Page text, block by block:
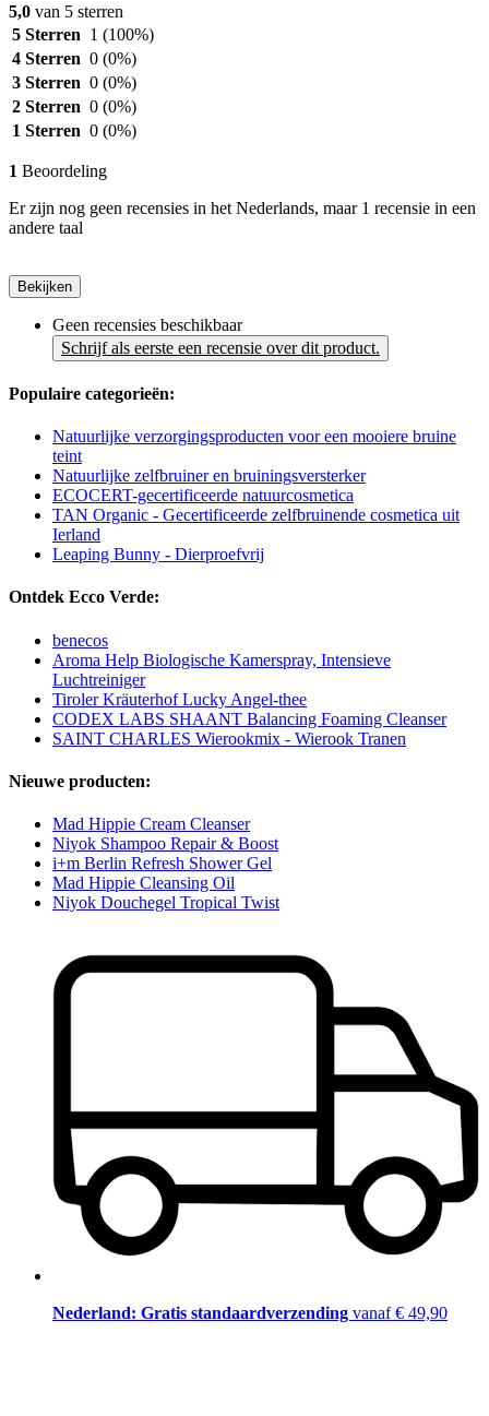
5,0 van 5 sterren
5 Sterren 1 (100%)
4 Sterren 0 (0%)
3 Sterren 0 (0%)
2 Sterren 0 (0%)
1 Sterren 0 (0%)
1 Beoordeling
Er zijn nog geen recensies in het Nederlands, maar 1 recensie in een
andere taal
Bekijken
Geen recensies beschikbaar
Schrijf als eerste een recensie over dit product.
Populaire categorieën:
Natuurlijke verzorgingsproducten voor een mooiere bruine
teint
Natuurlijke zelfbruiner en bruiningsversterker
ECOCERT-gecertificeerde natuurcosmetica
TAN Organic - Gecertificeerde zelfbruinende cosmetica uit
Ierland
Leaping Bunny - Dierproefvrij
Ontdek Ecco Verde:
benecos
Aroma Help Biologische Kamerspray, Intensieve
Luchtreiniger
Tiroler Kräuterhof Lucky Angel-thee
CODEX LABS SHAANT Balancing Foaming Cleanser
SAINT CHARLES Wierookmix - Wierook Tranen
Nieuwe producten:
Mad Hippie Cream Cleanser
Niyok Shampoo Repair & Boost
i+m Berlin Refresh Shower Gel
Mad Hippie Cleansing Oil
Niyok Douchegel Tropical Twist
Nederland: Gratis standaardverzending vanaf € 49,90